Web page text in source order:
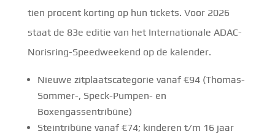
tien procent korting op hun tickets. Voor 2026
staat de 83e editie van het Internationale ADAC-
Norisring-Speedweekend op de kalender.
Nieuwe zitplaatscategorie vanaf €94 (Thomas-
Sommer-, Speck-Pumpen- en
Boxengassentribüne)
Steintribüne vanaf €74; kinderen t/m 16 jaar